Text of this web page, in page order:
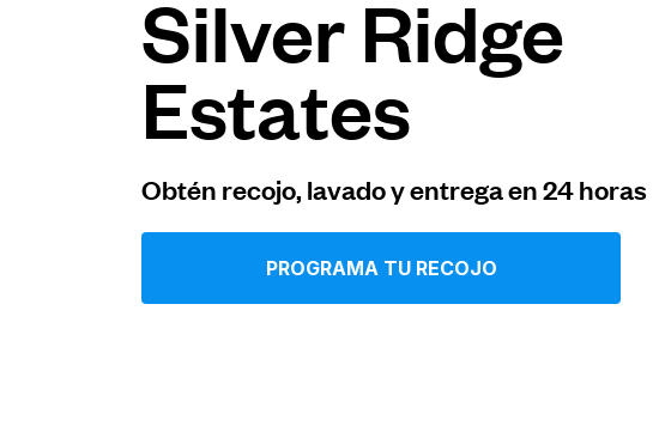
Iniciar sesión
Descarga nuestra app
Silver Ridge
Estates
Obtén recojo, lavado y entrega en 24 horas
PROGRAMA TU RECOJO